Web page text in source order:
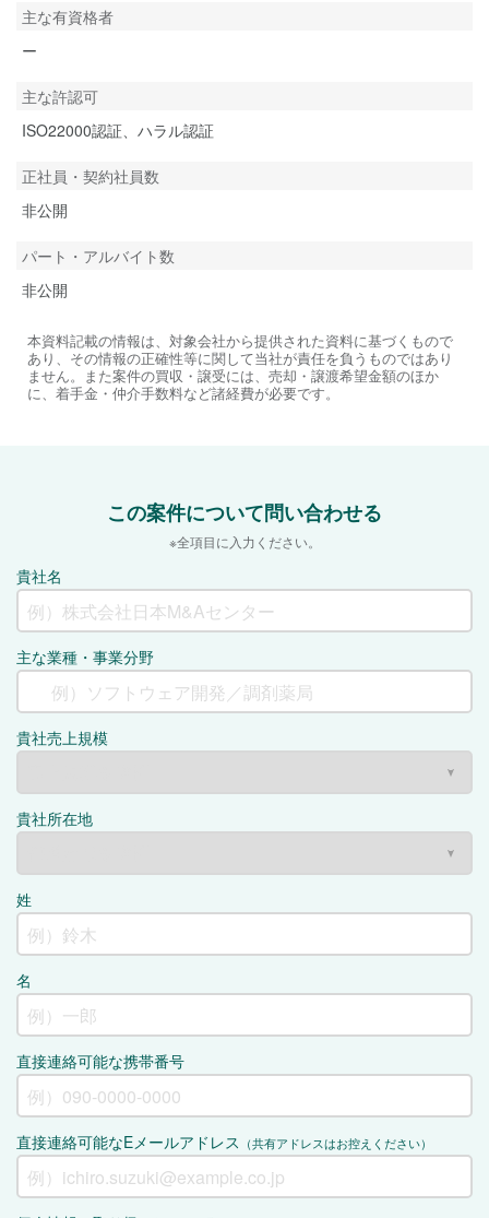
主な有資格者
ー
主な許認可
ISO22000認証、ハラル認証
正社員・契約社員数
非公開
パート・アルバイト数
非公開
本資料記載の情報は、対象会社から提供された資料に基づくもので
あり、その情報の正確性等に関して当社が責任を負うものではあり
ません。また案件の買収・譲受には、売却・譲渡希望金額のほか
に、着手金・仲介手数料など諸経費が必要です。